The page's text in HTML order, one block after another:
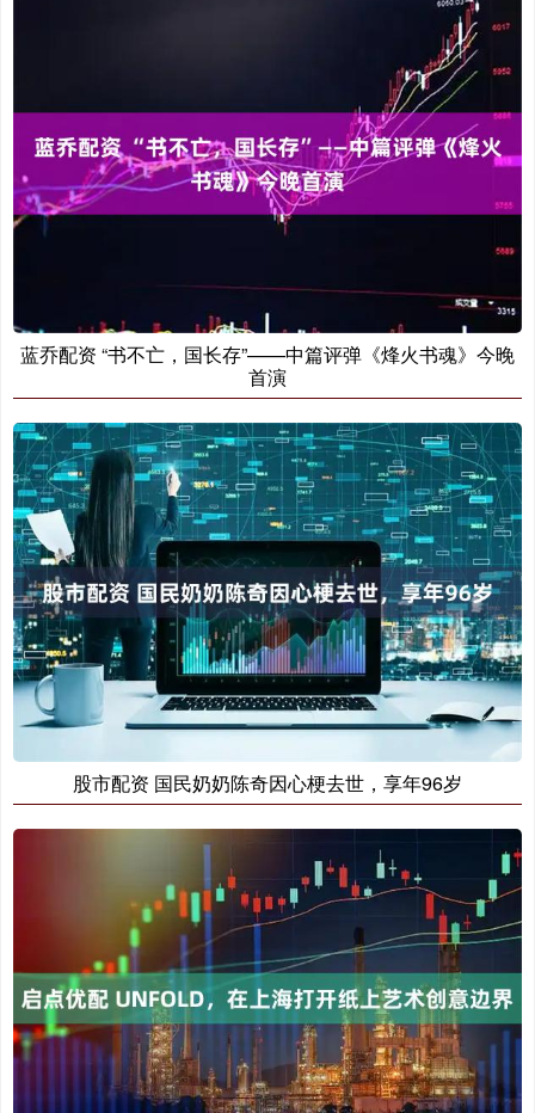
蓝乔配资 “书不亡，国长存”——中篇评弹《烽火书魂》今晚
首演
股市配资 国民奶奶陈奇因心梗去世，享年96岁